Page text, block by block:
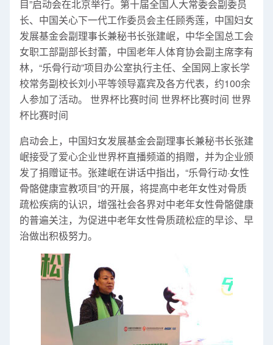
目”启动会在北京举行。第十届全国人大常委会副委员
长、中国关心下一代工作委员会主任顾秀莲，中国妇女
发展基金会副理事长兼秘书长张建岷，中华全国总工会
女职工部副部长封蕾，中国老年人体育协会副主席李有
林，“乐骨行动”项目办公室执行主任、全国网上家长学
校常务副校长刘小平等领导嘉宾及各方代表，约100余
人参加了活动。 世界杯比赛时间 世界杯比赛时间 世界
杯比赛时间
启动会上，中国妇女发展基金会副理事长兼秘书长张建
岷接受了爱心企业世界杯直播频道的捐赠，并为企业颁
发了捐赠证书。张建岷在讲话中指出，“乐骨行动·女性
骨骼健康宣教项目”的开展，将提高中老年女性对骨质
疏松疾病的认识，增强社会各界对中老年女性骨骼健康
的普遍关注，为促进中老年女性骨质疏松症的早诊、早
治做出积极努力。